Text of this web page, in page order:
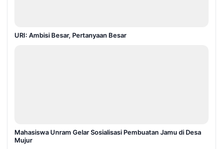
URI: Ambisi Besar, Pertanyaan Besar
Mahasiswa Unram Gelar Sosialisasi Pembuatan Jamu di Desa
Mujur